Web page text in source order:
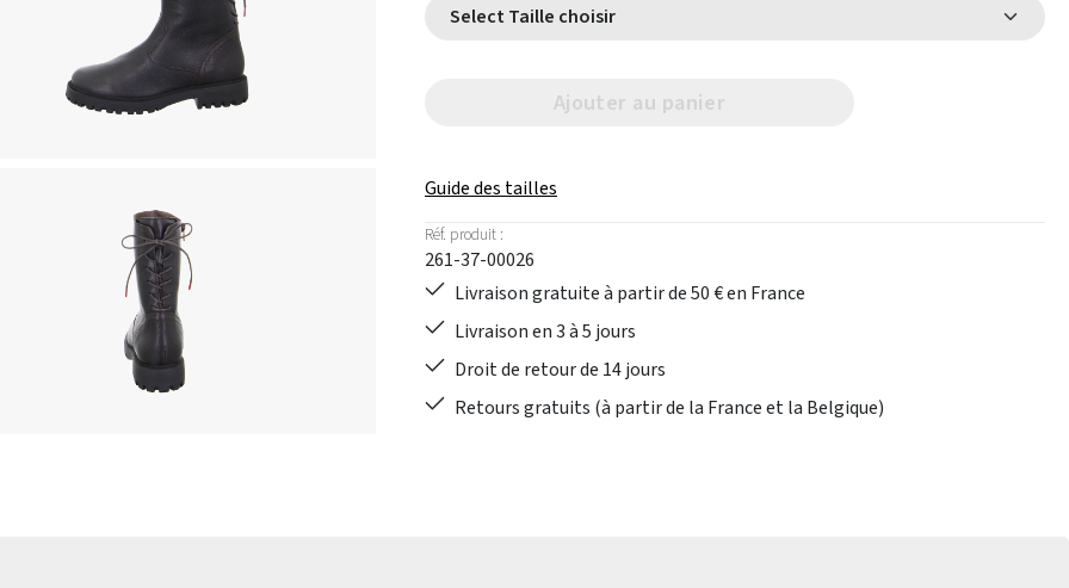
Select Taille choisir
Ajouter au panier
Guide des tailles
Réf. produit :
261-37-00026
Livraison gratuite à partir de 50 € en France
Livraison en 3 à 5 jours
Droit de retour de 14 jours
Retours gratuits (à partir de la France et la Belgique)